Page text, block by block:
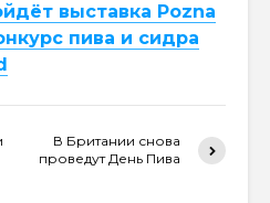
выставка Pozna
пива и сидра
В Британии снова
проведут День Пива